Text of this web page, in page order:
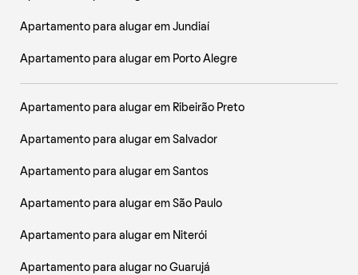
Apartamento para alugar em Jundiaí
Apartamento para alugar em Porto Alegre
Apartamento para alugar em Ribeirão Preto
Apartamento para alugar em Salvador
Apartamento para alugar em Santos
Apartamento para alugar em São Paulo
Apartamento para alugar em Niterói
Apartamento para alugar no Guarujá